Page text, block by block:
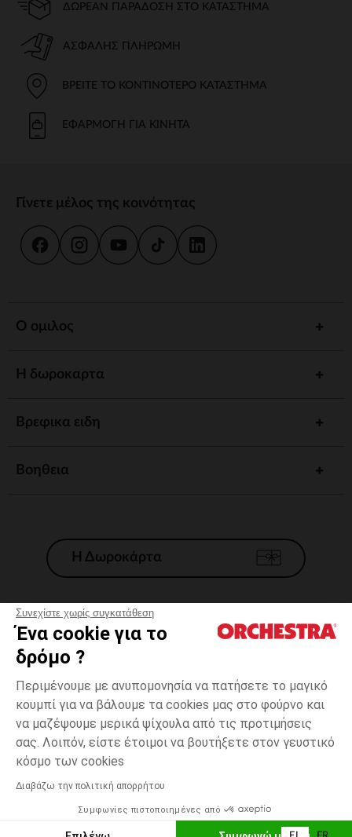
Συνεχίστε χωρίς συγκατάθεση
Ένα cookie για το
δρόμο ?
Περιμένουμε με ανυπομονησία να πατήσετε το μαγικό
κουμπί για να βάλουμε τα cookies μας στο φούρνο και
να μαζέψουμε μερικά ψίχουλα από τις προτιμήσεις
σας. Λοιπόν, είστε έτοιμοι να βουτήξετε στον γευστικό
κόσμο των cookies
Διαβάζω την πολιτική απορρήτου
Συμφωνίες πιστοποιημένες από
Κόκκινο
6
Δυνατότητα πληρωμής με
ΕΠΙΛΟΓΗ ΜΕΓΕΘΟΥΣ
ΔΩΡΕΆΝ ΠΑΡΆΔΟΣΗ ΣΤΟ ΚΑΤΆΣΤΗΜΑ
ΑΣΦΑΛΉΣ ΠΛΗΡΩΜΉ
ΒΡΕΊΤΕ ΤΟ ΚΟΝΤΙΝΌΤΕΡΟ ΚΑΤΆΣΤΗΜΑ
ΕΦΑΡΜΟΓΉ ΓΙΑ ΚΙΝΗΤΆ
Γίνετε μέλος της κοινότητας
Ο ομιλος
Η δωροκαρτα
Βρεφικα ειδη
Βοηθεια
Η Δωροκάρτα
Γενικοί 'Οροι Πώλησης
*Εμπορικες προσφορες
Προσωπικά δεδομένα
Διαχείρηση των cookies
Προσβασιμότητα: μη συμμορφούμενη
H Orchestra συμμετέχει στον κωδικά δεοντολογίας και στο σύστημα
μεσολάβησης της Γαλλικής Ομοσπονδίας Ηλεκτρονικού Εμπορίου.